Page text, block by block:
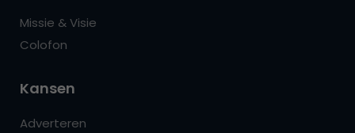
Missie & Visie
Colofon
Kansen
Adverteren